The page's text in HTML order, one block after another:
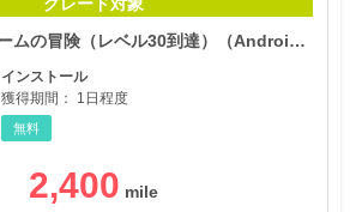
ファミリーファームの冒険（レベル30到達）（Android）
インストール
獲得期間：
1日程度
無料
2,400